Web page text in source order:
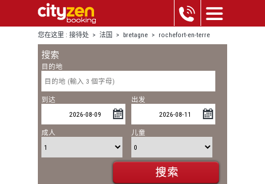
您在这里 : 接待处 > 法国 > bretagne > rochefort-en-terre
搜索
目的地
到达 出发
成人 儿童